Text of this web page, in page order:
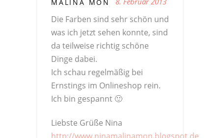
MALINA MON
Die Farben sind sehr schön und
was ich jetzt sehen konnte, sind
da teilweise richtig schöne
Dinge dabei.
Ich schau regelmäßig bei
Ernstings im Onlineshop rein.
Ich bin gespannt 🙂
Liebste Grüße Nina